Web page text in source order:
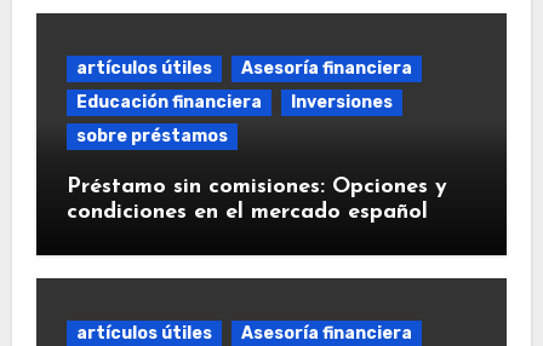
artículos útiles
Asesoría financiera
Educación financiera
Inversiones
sobre préstamos
Préstamo sin comisiones: Opciones y
condiciones en el mercado español
artículos útiles
Asesoría financiera